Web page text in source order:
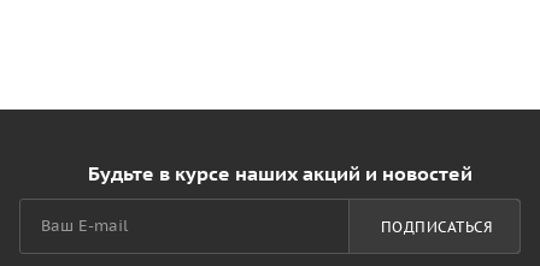
Будьте в курсе наших акций и новостей
ПОДПИСАТЬСЯ